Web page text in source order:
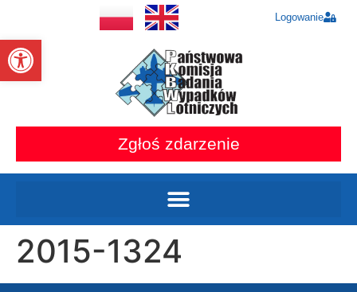
Otwórz pasek narzędzi
Logowanie
Zgłoś zdarzenie
2015-1324